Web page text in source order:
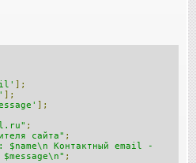
];
];
];
;
сайта" ;
$name\n Контактный email -
;